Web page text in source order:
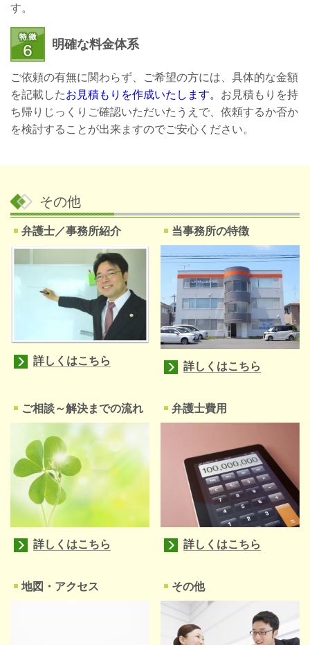
す。
明確な料金体系
ご依頼の有無に関わらず、ご希望の方には、具体的な金額
を記載したお見積もりを作成いたします。 お見積もりを持
ち帰りじっくりご確認いただいたうえで、依頼するか否か
を検討することが出来ますのでご安心ください。
その他
弁護士／事務所紹介
詳しくはこちら
当事務所の特徴
詳しくはこちら
ご相談～解決までの流れ
詳しくはこちら
弁護士費用
詳しくはこちら
地図・アクセス その他